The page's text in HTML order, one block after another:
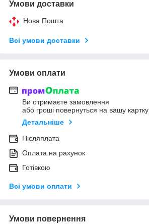
Умови доставки
Нова Пошта
Всі умови доставки
Умови оплати
Ви отримаєте замовлення
або гроші повернуться на вашу картку
Детальніше
Післяплата
Оплата на рахунок
Готівкою
Всі умови оплати
Умови повернення